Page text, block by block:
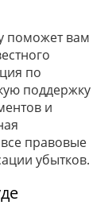
поможет вам
по
поддержку
и
правовые
убытков.